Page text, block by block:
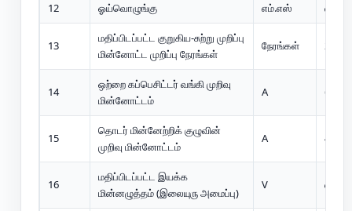
12 ஓய்வொழுங்கு எம்.எஸ்
13
மதிப்பிடப்பட்ட குறுகிய-சுற்று முறிப்பு
மின்னோட்ட முறிப்பு நேரங்கள்
நேரங்கள் 20
14
ஒற்றை கப்பெசிட்டர் வங்கி முறிவு
மின்னோட்டம்
A 630
15
தொடர் மின்னேற்றிக் குழுவின்
முறிவு மின்னோட்டம்
A 400
16
மதிப்பிடப்பட்ட இயக்க
மின்னழுத்தம் (இலையுரு அமைப்பு)
V ஏசி